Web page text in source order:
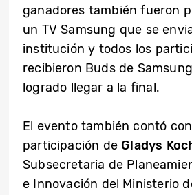
ganadores también fueron
un TV Samsung que se
institución y todos los
recibieron Buds de
logrado llegar a la final.
El evento también contó
participación de Gladys
Subsecretaria de
e Innovación del Ministerio